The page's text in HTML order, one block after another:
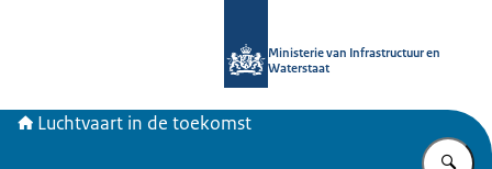
Ministerie van Infrastructuur en
Waterstaat
Luchtvaart in de toekomst